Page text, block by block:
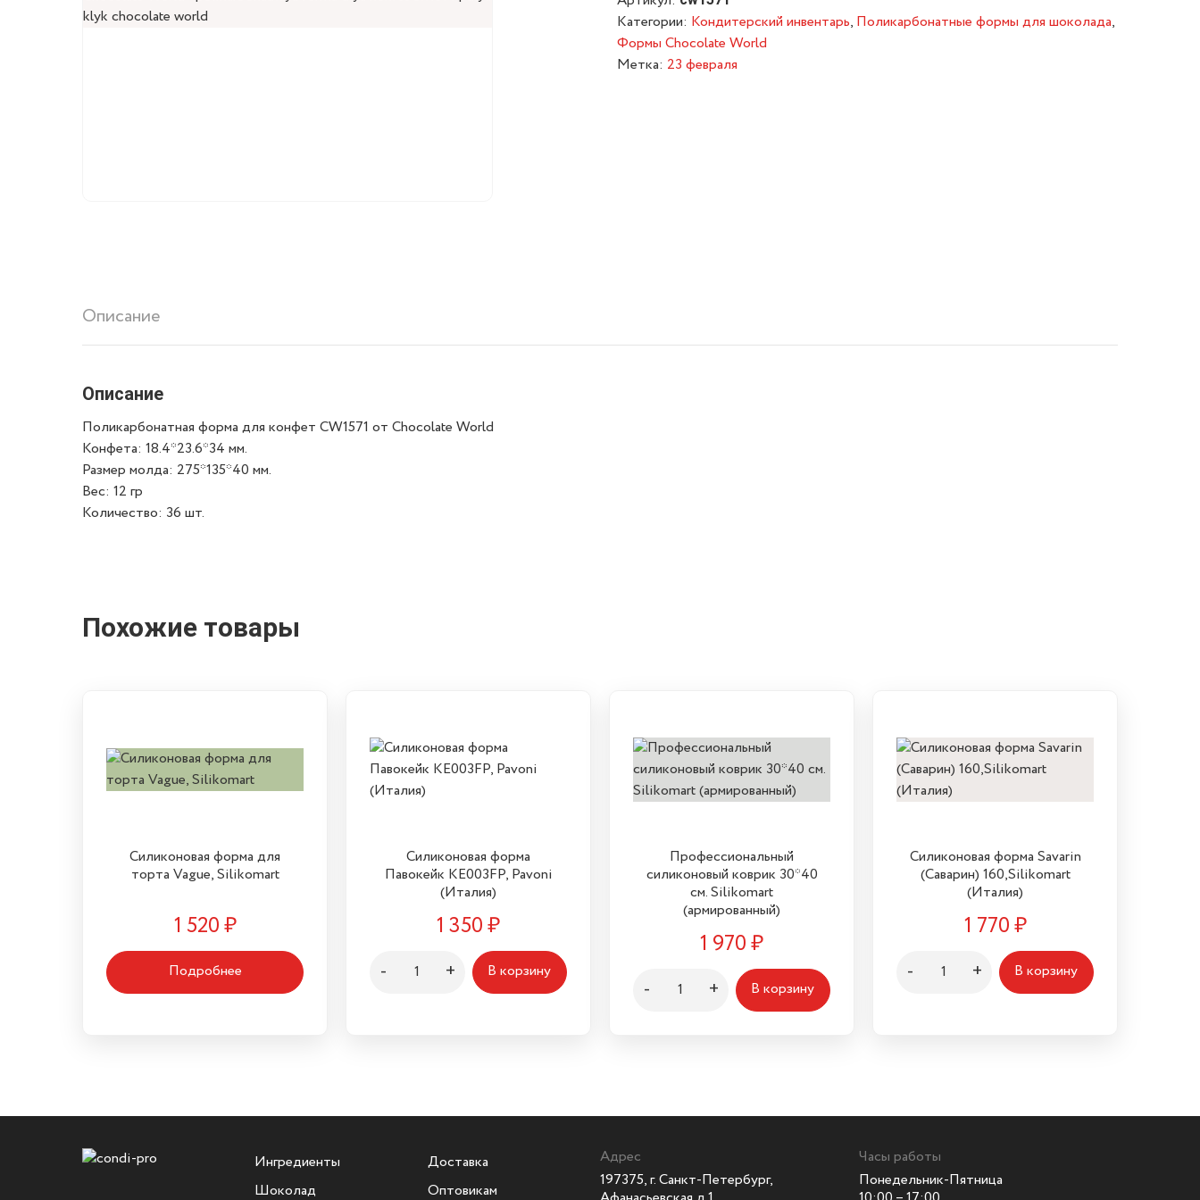
Пищевые блески
Категории: Кондитерский инвентарь, Поликарбонатные формы для шоколада,
Формы Chocolate World
Метка: 23 февраля
Описание
Описание
Поликарбонатная форма для конфет CW1571 от Chocolate World
Конфета: 18.4*23.6*34 мм.
Размер молда: 275*135*40 мм.
Вес: 12 гр
Количество: 36 шт.
Похожие товары
Силиконовая форма для
торта Vague, Silikomart
1 520₽
Подробнее
Силиконовая форма
Павокейк KE003FP, Pavoni
(Италия)
1 350₽
- + В корзину
Профессиональный
силиконовый коврик 30*40
см. Silikomart
(армированный)
1 970₽
- + В корзину
Силиконовая форма Savarin
(Саварин) 160,Silikomart
(Италия)
1 770₽
- + В корзину
Ингредиенты
Шоколад
Доставка
Оптовикам
Адрес
197375, г. Санкт-Петербург,
Часы работы
Понедельник-Пятница